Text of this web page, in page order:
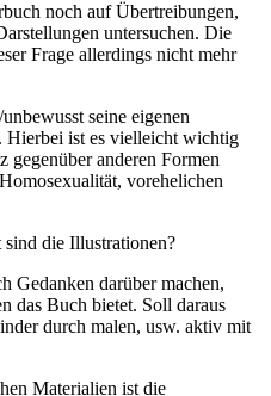
noch auf Übertreibungen,
untersuchen. Die
Frage allerdings nicht mehr
seine eigenen
Hierbei ist es vielleicht wichtig
gegenüber anderen Formen
vorehelichen
die Illustrationen?
Gedanken darüber machen,
das Buch bietet. Soll daraus
durch malen, usw. aktiv mit
Materialien ist die